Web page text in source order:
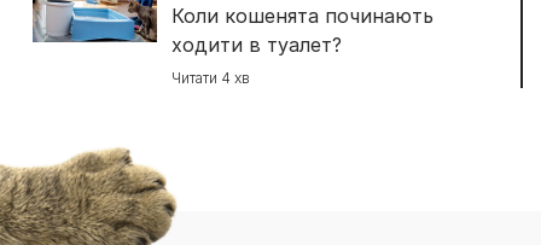
Коли кошенята починають
ходити в туалет?
Читати 4 хв